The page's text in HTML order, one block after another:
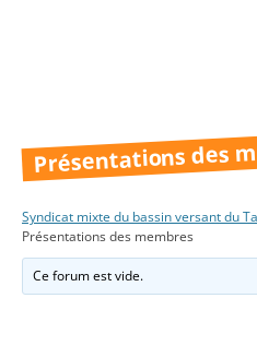
Présentations des
Syndicat mixte du bassin versant du
Présentations des membres
Ce forum est vide.